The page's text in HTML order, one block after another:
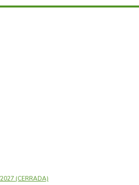
(CERRADA)